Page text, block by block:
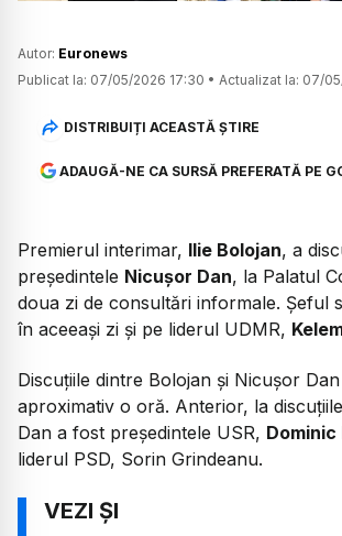
Autor: Euronews
Publicat la: 07/05/2026 17:30 • Actualizat la: 07/
DISTRIBUIȚI ACEASTĂ ȘTIRE
ADAUGĂ-NE CA SURSĂ PREFERATĂ PE
Premierul interimar, Ilie Bolojan, a
președintele Nicușor Dan, la Palatul
doua zi de consultări informale. Șeful
în aceeași zi și pe liderul UDMR,
Discuțiile dintre Bolojan și Nicușor
aproximativ o oră. Anterior, la
Dan a fost președintele USR, Dominic
liderul PSD, Sorin Grindeanu.